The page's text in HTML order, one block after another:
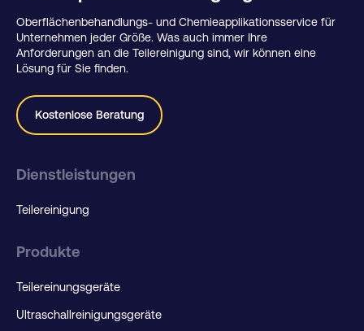
Oberflächenbehandlungs- und Chemieapplikationsservice für
Unternehmen jeder Größe. Was auch immer Ihre
Anforderungen an die Teilereinigung sind, wir können eine
Lösung für Sie finden.
Kostenlose Beratung
Dienstleistungen
Teilereinigung
Produkte
Teilereinungsgeräte
Ultraschallreinigungsgeräte